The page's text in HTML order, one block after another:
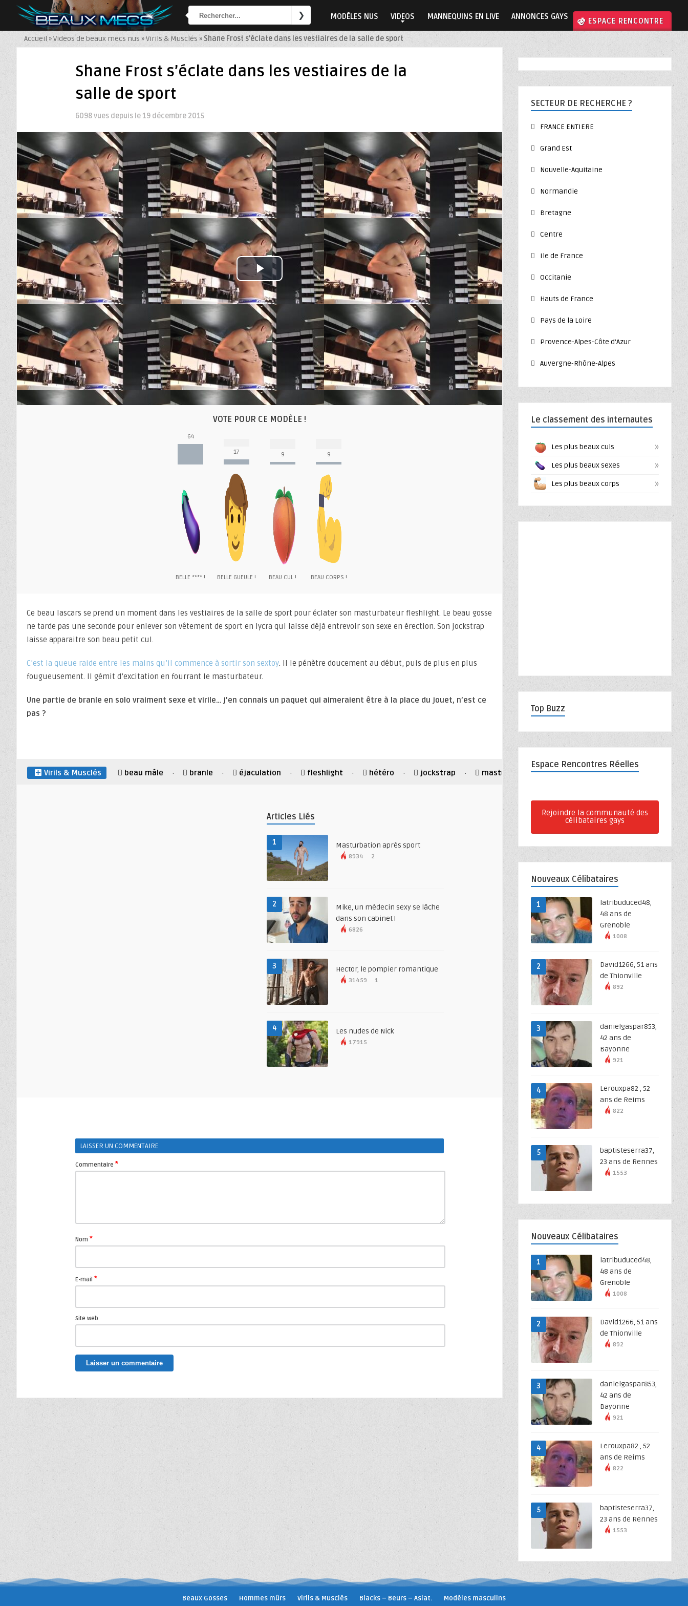
MODÈLES NUS VIDEOS MANNEQUINS EN LIVE ANNONCES GAYS ⚣ ESPACE RENCONTRE
Accueil »Videos de beaux mecs nus »Virils & Musclés » Shane Frost s’éclate dans les vestiaires de la salle de sport
Shane Frost s’éclate dans les vestiaires de la
salle de sport
6098 vues depuis le 19 décembre 2015
Play
Video
VOTE POUR CE MODÈLE !
64
BELLE **** !
17
BELLE GUEULE !
9
BEAU CUL !
9
BEAU CORPS !
Ce beau lascars se prend un moment dans les vestiaires de la salle de sport pour éclater son masturbateur fleshlight. Le beau gosse
ne tarde pas une seconde pour enlever son vêtement de sport en lycra qui laisse déjà entrevoir son sexe en érection. Son jockstrap
laisse apparaitre son beau petit cul.
C’est la queue raide entre les mains qu’il commence à sortir son sextoy. Il le pénètre doucement au début, puis de plus en plus
fougueusement. Il gémit d’excitation en fourrant le masturbateur.
Une partie de branle en solo vraiment sexe et virile… j’en connais un paquet qui aimeraient être à la place du jouet, n’est ce
pas ?
Virils & Musclés beau mâle · branle · éjaculation · fleshlight · hétéro · jockstrap · masturbateur · musculation · salle de sport
Articles Liés
1 Masturbation après sport
8934 2
2
Mike, un médecin sexy se lâche
dans son cabinet !
6826
3 Hector, le pompier romantique
31459 1
4 Les nudes de Nick
17915
LAISSER UN COMMENTAIRE
Commentaire *
Nom *
E-mail *
Site web
SECTEUR DE RECHERCHE ?
FRANCE ENTIERE
Grand Est
Nouvelle-Aquitaine
Normandie
Bretagne
Centre
Ile de France
Occitanie
Hauts de France
Pays de la Loire
Provence-Alpes-Côte d’Azur
Auvergne-Rhône-Alpes
Le classement des internautes
Les plus beaux culs »
Les plus beaux sexes »
Les plus beaux corps »
Top Buzz
Espace Rencontres Réelles
Rejoindre la communauté des
célibataires gays
Nouveaux Célibataires
1
latribuduced48,
48 ans de
Grenoble
1008
2
David1266, 51 ans
de Thionville
892
3
danielgaspar853,
42 ans de
Bayonne
921
4
Lerouxpa82 , 52
ans de Reims
822
5
baptisteserra37,
23 ans de Rennes
1553
Nouveaux Célibataires
1
latribuduced48,
48 ans de
Grenoble
1008
2
David1266, 51 ans
de Thionville
892
3
danielgaspar853,
42 ans de
Bayonne
921
4
Lerouxpa82 , 52
ans de Reims
822
5
baptisteserra37,
23 ans de Rennes
1553
Beaux Gosses Hommes mûrs Virils & Musclés Blacks – Beurs – Asiat. Modèles masculins